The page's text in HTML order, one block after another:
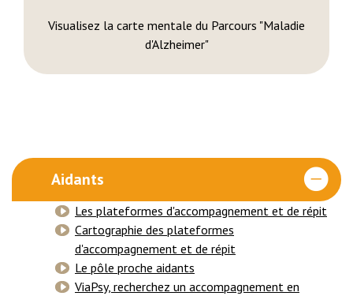
Visualisez la carte mentale du Parcours "Maladie
d'Alzheimer"
Aidants
Les plateformes d'accompagnement et de répit
Cartographie des plateformes
d'accompagnement et de répit
Le pôle proche aidants
ViaPsy, recherchez un accompagnement en